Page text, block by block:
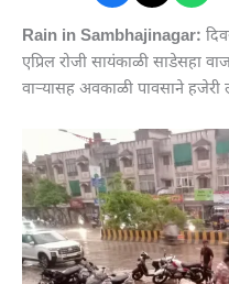
Rain in Sambhajinagar:
एप्रिल रोजी सायंकाळी साडेसहा
वाऱ्यासह अवकाळी पावसाने हजेरी